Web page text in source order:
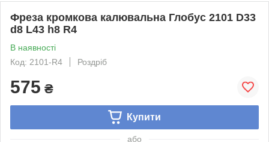
Фреза кромкова калювальна Глобус 2101 D33
d8 L43 h8 R4
В наявності
Код: 2101-R4
Роздріб
575 ₴
Купити
або